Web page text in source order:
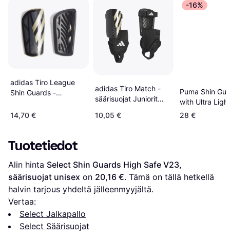
adidas Tiro League
Shin Guards -
White
14,70 €
adidas Tiro Match -
säärisuojat Juniorit
10,05 €
-16%
Puma Shin
with Ultra
- Black
28 €
Tuotetiedot
Alin hinta Select Shin Guards High Safe V23,
säärisuojat unisex on 20,16 €. Tämä on tällä hetkellä
halvin tarjous yhdeltä jälleenmyyjältä.
Vertaa:
Select Jalkapallo
Select Säärisuojat